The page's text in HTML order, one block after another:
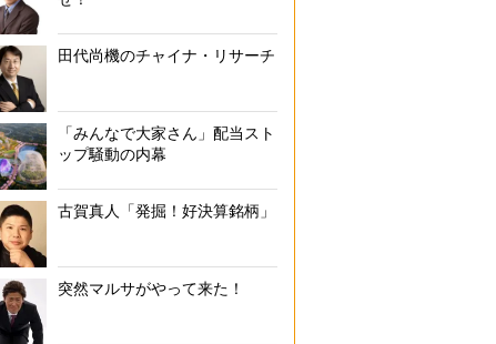
田代尚機のチャイナ・リサーチ
「みんなで大家さん」配当スト
ップ騒動の内幕
古賀真人「発掘！好決算銘柄」
突然マルサがやって来た！